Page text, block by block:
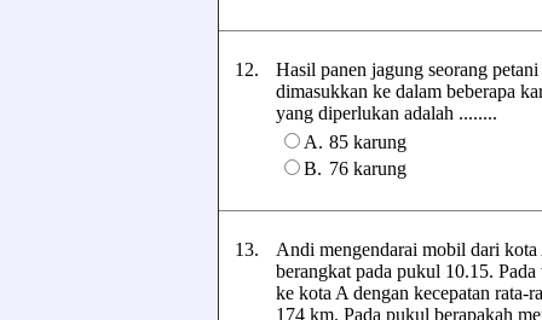
12.
Hasil panen jagung seorang
dimasukkan ke dalam beberapa
yang diperlukan adalah ........
A. 85 karung
B. 76 karung
13.
Andi mengendarai mobil dari
berangkat pada pukul 10.15.
ke kota A dengan kecepatan rata-
174 km. Pada pukul berapakah